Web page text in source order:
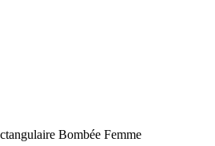
Bombée Femme